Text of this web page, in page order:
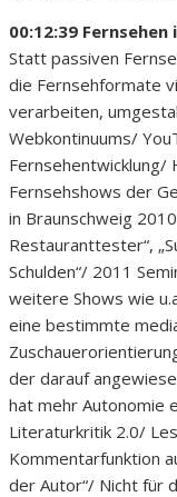
00:12:39
Statt passiven
die Fernsehformate
verarbeiten,
Webkontinuums/
Fernsehentwicklung/
Fernsehshows der
in Braunschweig
Restauranttester“,
Schulden“/ 2011
weitere Shows wie
eine bestimmte
der darauf
hat mehr Autonomie
Literaturkritik 2.0/
Kommentarfunktion
der Autor“/ Nicht für